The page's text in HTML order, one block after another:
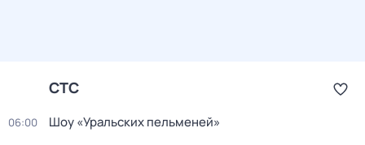
СТС
06:00 Шоy «Уральских пeльменей»